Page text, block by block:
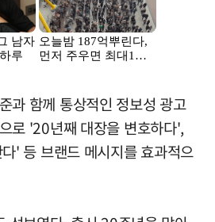
과 함께 통상적인 정보성 광고
로 '20년째 대장을 변호하다',
' 등 브랜드 메시지를 효과적으